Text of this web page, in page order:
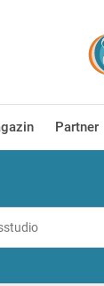
Partner